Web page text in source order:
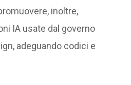
inoltre,
IA usate dal governo
adeguando codici e